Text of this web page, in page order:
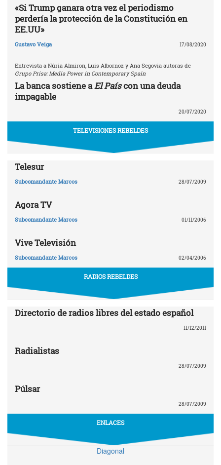
«Si Trump ganara otra vez el periodismo
perdería la protección de la Constitución en
EE.UU»
Gustavo Veiga 17/08/2020
Entrevista a Núria Almiron, Luis Albornoz y Ana Segovia autoras de
Grupo Prisa: Media Power in Contemporary Spain
La banca sostiene aEl Paíscon una deuda
impagable
20/07/2020
TELEVISIONES REBELDES
Telesur
Subcomandante Marcos 28/07/2009
Agora TV
Subcomandante Marcos 01/11/2006
Vive Televisión
Subcomandante Marcos 02/04/2006
RADIOS REBELDES
Directorio de radios libres del estado español
11/12/2011
Radialistas
28/07/2009
Púlsar
28/07/2009
ENLACES
Diagonal